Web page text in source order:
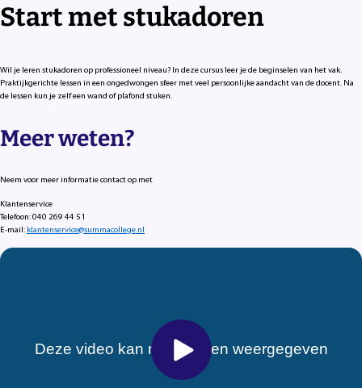
Start met stukadoren
Wil je leren stukadoren op professioneel niveau? In deze cursus leer je de beginselen van het vak.
Praktijkgerichte lessen in een ongedwongen sfeer met veel persoonlijke aandacht van de docent. Na
de lessen kun je zelf een wand of plafond stuken.
Meer weten?
Neem voor meer informatie contact op met
Klantenservice
Telefoon: 040 269 44 51
E-mail: klantenservice@summacollege.nl